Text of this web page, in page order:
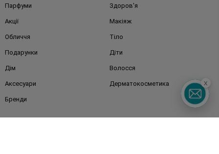
Парфуми Здоров'я
Акції Макіяж
Обличчя Тіло
Подарунки Діти
Дім Волосся
Аксесуари Дерматокосметика
Бренди
x